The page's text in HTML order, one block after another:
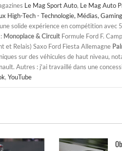
Le Mag Sport Auto, Le Mag Auto
High-Tech - Technologie, Médias,
solide expérience en compétition avec
Monoplace & Circuit Formule Ford F.
et Relais) Saxo Ford Fiesta Allemagne
sur des véhicules de haut niveau,
Autres : j'ai travaillé dans une
, YouTube